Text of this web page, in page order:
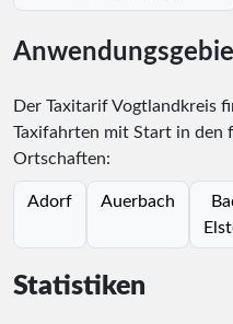
Der Taxitarif Vogtlandkreis
Taxifahrten mit Start in den
Ortschaften:
Adorf Auerbach
Statistiken